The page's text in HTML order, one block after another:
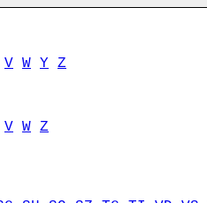
V W Y Z
V W Z